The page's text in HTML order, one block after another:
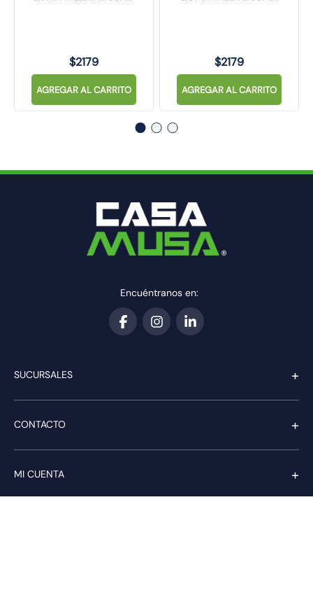
$2179
AGREGAR AL CARRITO
$2179
AGREGAR AL CARRITO
Encuéntranos en:
SUCURSALES +
CONTACTO +
MI CUENTA +